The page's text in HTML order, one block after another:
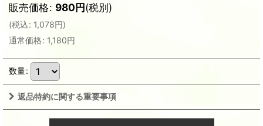
販売価格: 980円(税別)
(税込: 1,078円)
通常価格: 1,180円
数量:
返品特約に関する重要事項